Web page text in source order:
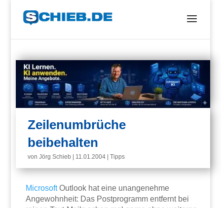
Zeilenumbrüche
beibehalten
vonJörg Schieb 11.01.2004 |Tipps
MicrosoftOutlook hat eine unangenehme
Angewohnheit: Das Postprogramm entfernt bei